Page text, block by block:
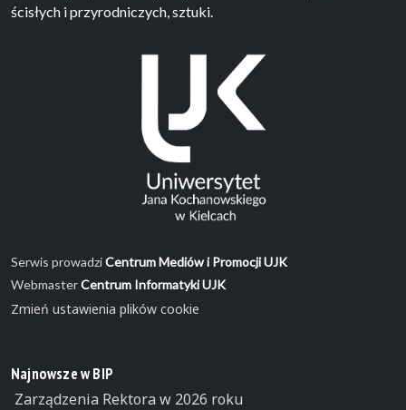
ścisłych i przyrodniczych, sztuki.
Serwis prowadziCentrum Mediów i Promocji UJK
WebmasterCentrum Informatyki UJK
Zmień ustawienia plików cookie
Najnowsze w BIP
Zarządzenia Rektora w 2026 roku